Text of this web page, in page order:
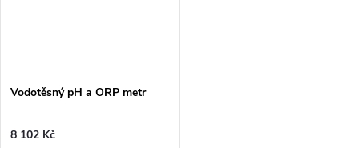
Vodotěsný pH a ORP metr
8 102 Kč